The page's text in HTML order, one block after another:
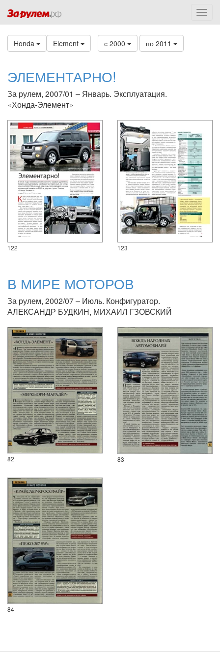
Honda Element с 2000 по 2011
ЭЛЕМЕНТАРНО!
За рулем, 2007/01 – Январь. Эксплуатация.
«Хонда-Элемент»
122 123
В МИРЕ МОТОРОВ
За рулем, 2002/07 – Июль. Конфигуратор.
АЛЕКСАНДР БУДКИН, МИХАИЛ ГЗОВСКИЙ
82 83
84